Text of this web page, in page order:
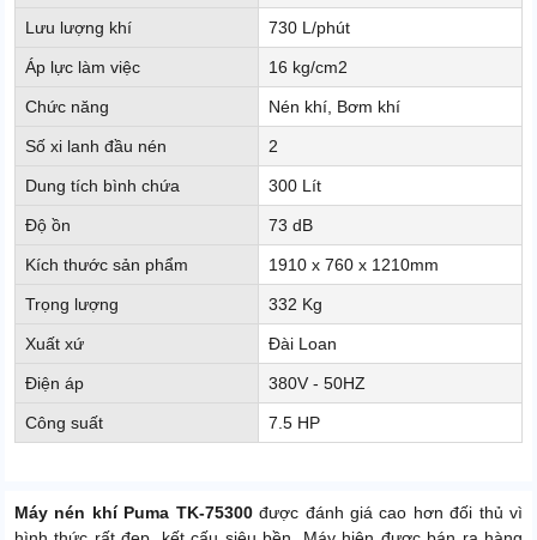
Lưu lượng khí 730 L/phút
Áp lực làm việc 16 kg/cm2
Chức năng Nén khí, Bơm khí
Số xi lanh đầu nén 2
Dung tích bình chứa 300 Lít
Độ ồn 73 dB
Kích thước sản phẩm 1910 x 760 x 1210mm
Trọng lượng 332 Kg
Xuất xứ Đài Loan
Điện áp 380V - 50HZ
Công suất 7.5 HP
Máy nén khí Puma TK-75300được đánh giá cao hơn đối thủ vì